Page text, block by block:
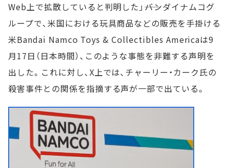
Web上で拡散していると判明した」――バンダイナムコグ
ループで、米国における玩具商品などの販売を手掛ける
米Bandai Namco Toys & Collectibles Americaは9
月17日（日本時間）、このような事態を非難する声明を
出した。これに対し、X上では、チャーリー・カーク氏の
殺害事件との関係を指摘する声が一部で出ている。